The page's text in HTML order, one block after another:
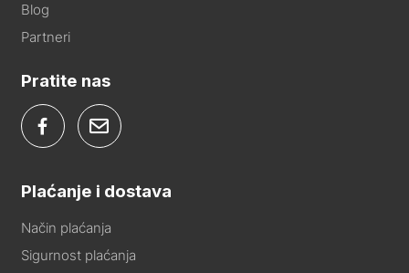
Blog
Partneri
Pratite nas
Plaćanje i dostava
Način plaćanja
Sigurnost plaćanja